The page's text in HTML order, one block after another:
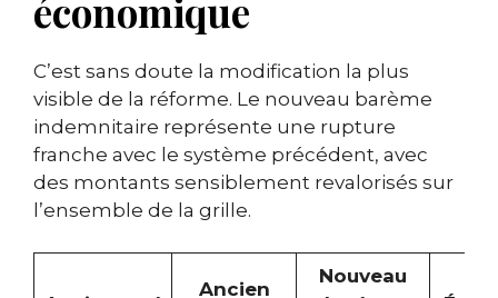
économique
C’est sans doute la modification la plus
visible de la réforme. Le nouveau barème
indemnitaire représente une rupture
franche avec le système précédent, avec
des montants sensiblement revalorisés sur
l’ensemble de la grille.
Ancien
Nouveau